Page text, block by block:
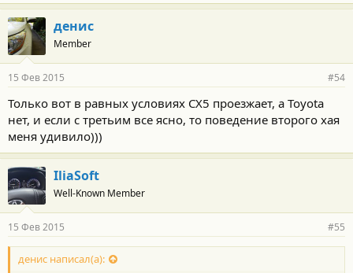
денис
Member
15 Фев 2015 #54
Только вот в равных условиях CX5 проезжает, а Toyota
нет, и если с третьим все ясно, то поведение второго хая
меня удивило)))
IliaSoft
Well-Known Member
15 Фев 2015 #55
денис написал(а):